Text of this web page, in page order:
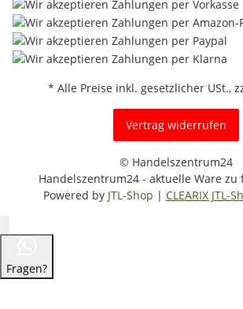
* Alle Preise inkl. gesetzlicher USt.,
Vertrag widerrufen
© Handelszentrum24
Handelszentrum24 - aktuelle Ware zu
Powered by JTL-Shop | CLEARIX JTL-
Fragen?